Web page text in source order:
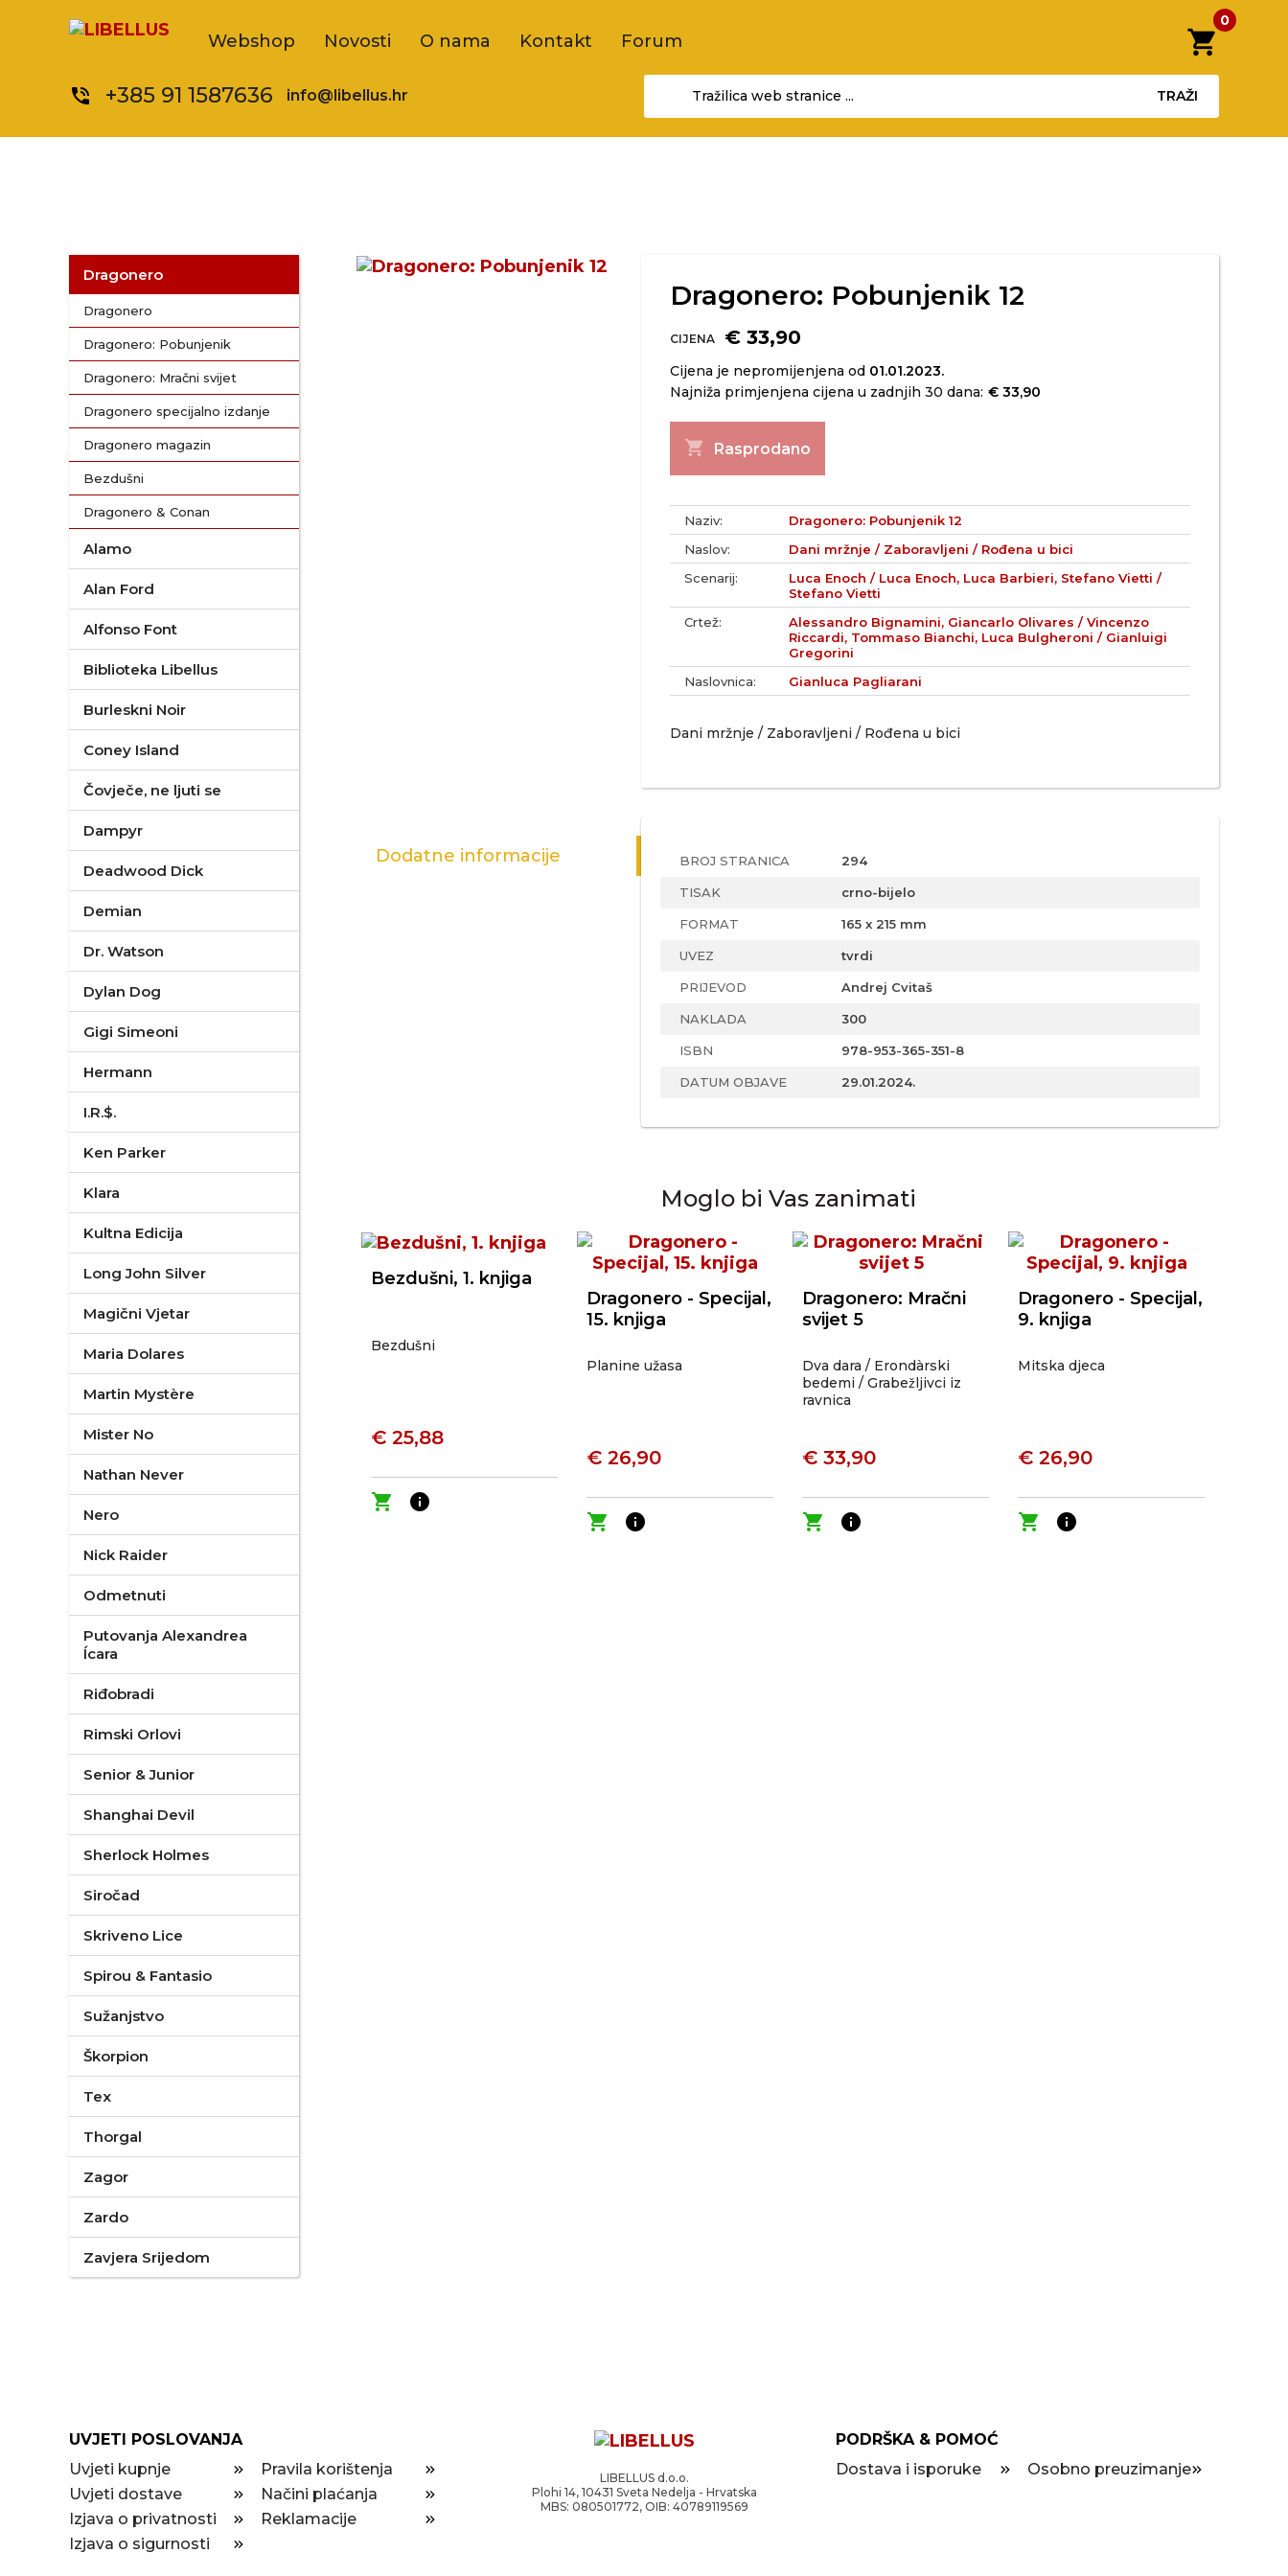
Webshop Novosti O nama Kontakt Forum shopping_cart
0
phone_in_talk +385 91 1587636 info@libellus.hr TRAŽI
Dragonero
Dragonero
Dragonero: Pobunjenik
Dragonero: Mračni svijet
Dragonero specijalno izdanje
Dragonero magazin
Bezdušni
Dragonero & Conan
Alamo
Alan Ford
Alfonso Font
Biblioteka Libellus
Burleskni Noir
Coney Island
Čovječe, ne ljuti se
Dampyr
Deadwood Dick
Demian
Dr. Watson
Dylan Dog
Gigi Simeoni
Hermann
I.R.$.
Ken Parker
Klara
Kultna Edicija
Long John Silver
Magični Vjetar
Maria Dolares
Martin Mystère
Mister No
Nathan Never
Nero
Nick Raider
Odmetnuti
Putovanja Alexandrea
Ícara
Riđobradi
Rimski Orlovi
Senior & Junior
Shanghai Devil
Sherlock Holmes
Siročad
Skriveno Lice
Spirou & Fantasio
Sužanjstvo
Škorpion
Tex
Thorgal
Zagor
Zardo
Zavjera Srijedom
Dragonero: Pobunjenik 12
CIJENA € 33,90
Cijena je nepromijenjena od 01.01.2023.
Najniža primjenjena cijena u zadnjih 30 dana: € 33,90
shopping_cart Rasprodano
Naziv:
Dragonero: Pobunjenik 12
Naslov:
Dani mržnje / Zaboravljeni / Rođena u bici
Scenarij:
Luca Enoch / Luca Enoch, Luca Barbieri, Stefano Vietti /
Stefano Vietti
Crtež:
Alessandro Bignamini, Giancarlo Olivares / Vincenzo
Riccardi, Tommaso Bianchi, Luca Bulgheroni / Gianluigi
Gregorini
Naslovnica:
Gianluca Pagliarani
Dani mržnje / Zaboravljeni / Rođena u bici
Dodatne informacije BROJ STRANICA 294
TISAK crno-bijelo
FORMAT 165 x 215 mm
UVEZ tvrdi
PRIJEVOD Andrej Cvitaš
NAKLADA 300
ISBN 978-953-365-351-8
DATUM OBJAVE 29.01.2024.
Moglo bi Vas zanimati
Bezdušni, 1. knjiga
Bezdušni
€ 25,88
shopping_cart info
Dragonero - Specijal,
15. knjiga
Planine užasa
€ 26,90
shopping_cart info
Dragonero: Mračni
svijet 5
Dva dara / Erondàrski
bedemi / Grabežljivci iz
ravnica
€ 33,90
shopping_cart info
Dragonero - Specijal,
9. knjiga
Mitska djeca
€ 26,90
shopping_cart info
UVJETI POSLOVANJA
Uvjeti kupnje
Pravila korištenja
Uvjeti dostave
Načini plaćanja
Izjava o privatnosti
Reklamacije
Izjava o sigurnosti
LIBELLUS d.o.o.
Plohi 14, 10431 Sveta Nedelja - Hrvatska
MBS: 080501772, OIB: 40789119569
PODRŠKA & POMOĆ
Dostava i isporuke
Osobno preuzimanje